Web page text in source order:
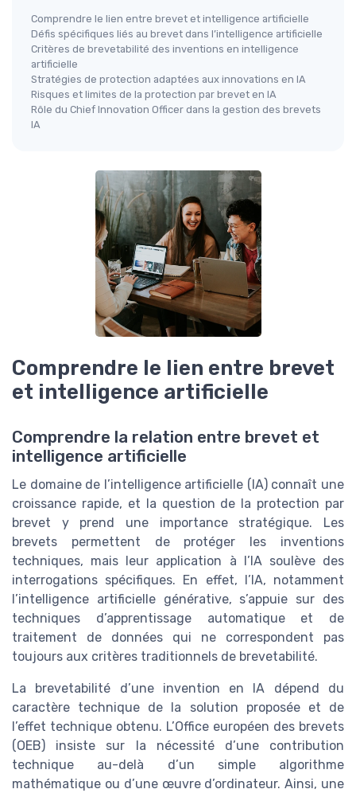
Comprendre le lien entre brevet et intelligence artificielle
Défis spécifiques liés au brevet dans l’intelligence artificielle
Critères de brevetabilité des inventions en intelligence
artificielle
Stratégies de protection adaptées aux innovations en IA
Risques et limites de la protection par brevet en IA
Rôle du Chief Innovation Officer dans la gestion des brevets
IA
Comprendre le lien entre brevet
et intelligence artificielle
Comprendre la relation entre brevet et
intelligence artificielle
Le domaine de l’intelligence artificielle (IA) connaît une
croissance rapide, et la question de la protection par
brevet y prend une importance stratégique. Les
brevets permettent de protéger les inventions
techniques, mais leur application à l’IA soulève des
interrogations spécifiques. En effet, l’IA, notamment
l’intelligence artificielle générative, s’appuie sur des
techniques d’apprentissage automatique et de
traitement de données qui ne correspondent pas
toujours aux critères traditionnels de brevetabilité.
La brevetabilité d’une invention en IA dépend du
caractère technique de la solution proposée et de
l’effet technique obtenu. L’Office européen des brevets
(OEB) insiste sur la nécessité d’une contribution
technique au-delà d’un simple algorithme
mathématique ou d’une œuvre d’ordinateur. Ainsi, une